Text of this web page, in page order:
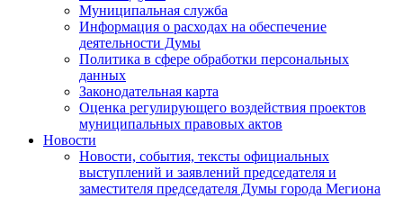
Муниципальная служба
Информация о расходах на обеспечение
деятельности Думы
Политика в сфере обработки персональных
данных
Законодательная карта
Оценка регулирующего воздействия проектов
муниципальных правовых актов
Новости
Новости, события, тексты официальных
выступлений и заявлений председателя и
заместителя председателя Думы города Мегиона